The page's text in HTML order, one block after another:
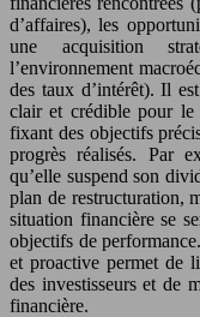
d’affaires), les
une acquisition
l’environnement
des taux d’intérêt). Il
clair et crédible pour le
fixant des objectifs
progrès réalisés. Par
qu’elle suspend son
plan de restructuration,
situation financière se
objectifs de
et proactive permet de
des investisseurs et de
financière.